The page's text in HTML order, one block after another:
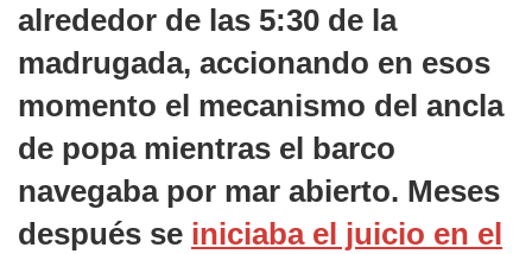
alrededor de las 5:30 de la
madrugada, accionando en esos
momento el mecanismo del ancla
de popa mientras el barco
navegaba por mar abierto. Meses
después se iniciaba el juicio en el